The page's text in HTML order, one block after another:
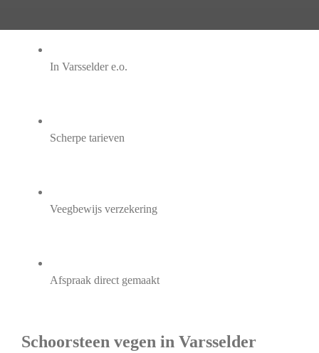
In Varsselder e.o.
Scherpe tarieven
Veegbewijs verzekering
Afspraak direct gemaakt
Schoorsteen vegen in Varsselder